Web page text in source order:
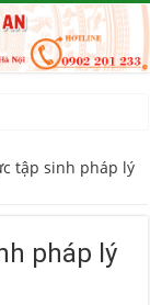
tập sinh pháp lý
pháp lý